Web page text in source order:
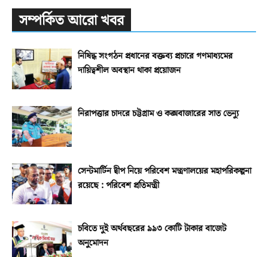
সম্পর্কিত আরো খবর
নিষিদ্ধ সংগঠন প্রধানের বক্তব্য প্রচারে গণমাধ্যমের
দায়িত্বশীল অবস্থান থাকা প্রয়োজন
নিরাপত্তার চাদরে চট্টগ্রাম ও কক্সবাজারের সাত ভেন্যু
সেন্টমার্টিন দ্বীপ নিয়ে পরিবেশ মন্ত্রণালয়ের মহাপরিকল্পনা
রয়েছে : পরিবেশ প্রতিমন্ত্রী
চবিতে দুই অর্থবছরের ৯৯৩ কোটি টাকার বাজেট
অনুমোদন